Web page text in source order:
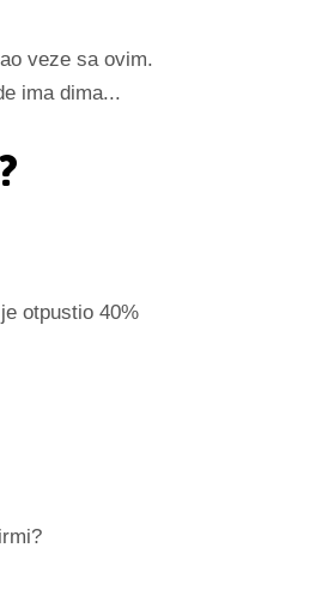
veze sa ovim.
ima dima...
otpustio 40%